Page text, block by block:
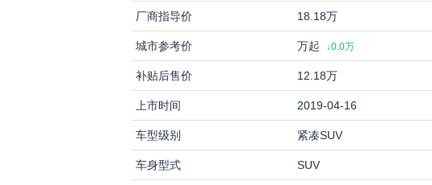
厂商指导价 18.18万
城市参考价 万起 ↓0.0万
补贴后售价 12.18万
上市时间 2019-04-16
车型级别 紧凑SUV
车身型式 SUV